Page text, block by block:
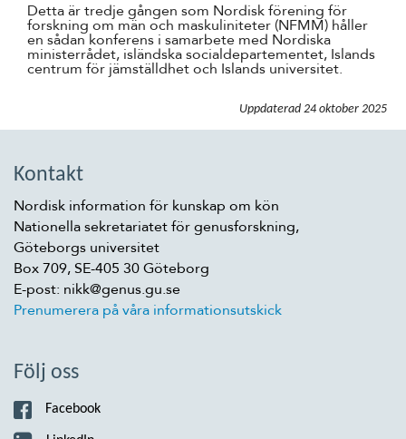
Detta är tredje gången som Nordisk förening för
forskning om män och maskuliniteter (NFMM) håller
en sådan konferens i samarbete med Nordiska
ministerrådet, isländska socialdepartementet, Islands
centrum för jämställdhet och Islands universitet.
Uppdaterad 24 oktober 2025
Kontakt
Nordisk information för kunskap om kön
Nationella sekretariatet för genusforskning,
Göteborgs universitet
Box 709, SE-405 30 Göteborg
E-post: nikk@genus.gu.se
Prenumerera på våra informationsutskick
Följ oss
Facebook